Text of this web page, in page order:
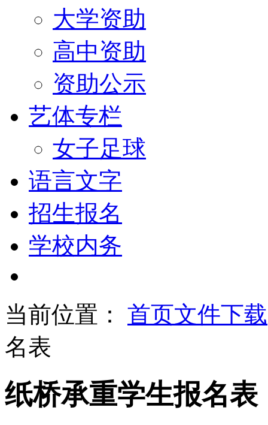
大学资助
高中资助
资助公示
艺体专栏
女子足球
语言文字
招生报名
学校内务
当前位置： 首页文件下载
名表
纸桥承重学生报名表